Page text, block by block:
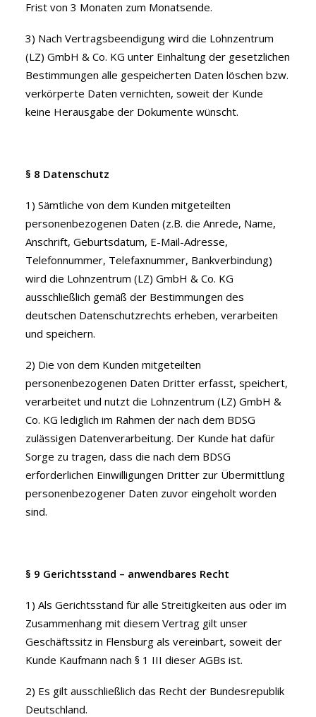
Frist von 3 Monaten zum Monatsende.
3) Nach Vertragsbeendigung wird die Lohnzentrum
(LZ) GmbH & Co. KG unter Einhaltung der gesetzlichen
Bestimmungen alle gespeicherten Daten löschen bzw.
verkörperte Daten vernichten, soweit der Kunde
keine Herausgabe der Dokumente wünscht.
§ 8 Datenschutz
1) Sämtliche von dem Kunden mitgeteilten
personenbezogenen Daten (z.B. die Anrede, Name,
Anschrift, Geburtsdatum, E-Mail-Adresse,
Telefonnummer, Telefaxnummer, Bankverbindung)
wird die Lohnzentrum (LZ) GmbH & Co. KG
ausschließlich gemäß der Bestimmungen des
deutschen Datenschutzrechts erheben, verarbeiten
und speichern.
2) Die von dem Kunden mitgeteilten
personenbezogenen Daten Dritter erfasst, speichert,
verarbeitet und nutzt die Lohnzentrum (LZ) GmbH &
Co. KG lediglich im Rahmen der nach dem BDSG
zulässigen Datenverarbeitung. Der Kunde hat dafür
Sorge zu tragen, dass die nach dem BDSG
erforderlichen Einwilligungen Dritter zur Übermittlung
personenbezogener Daten zuvor eingeholt worden
sind.
§ 9 Gerichtsstand – anwendbares Recht
1) Als Gerichtsstand für alle Streitigkeiten aus oder im
Zusammenhang mit diesem Vertrag gilt unser
Geschäftssitz in Flensburg als vereinbart, soweit der
Kunde Kaufmann nach § 1 III dieser AGBs ist.
2) Es gilt ausschließlich das Recht der Bundesrepublik
Deutschland.